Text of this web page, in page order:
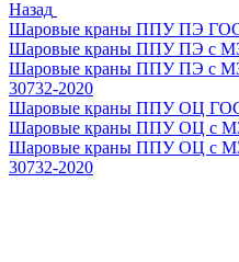
Назад
Шаровые краны ППУ ПЭ
Шаровые краны ППУ ПЭ с
Шаровые краны ППУ ПЭ с
30732-2020
Шаровые краны ППУ ОЦ
Шаровые краны ППУ ОЦ с
Шаровые краны ППУ ОЦ с
30732-2020